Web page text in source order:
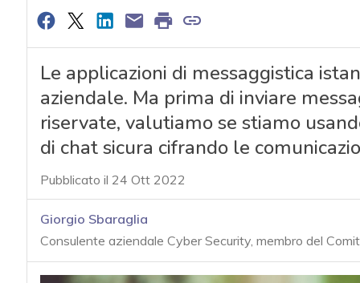
Le applicazioni di messaggistica
aziendale. Ma prima di inviare
riservate, valutiamo se stiamo
di chat sicura cifrando le
Pubblicato il 24 Ott 2022
Giorgio Sbaraglia
Consulente aziendale Cyber Security, membro del